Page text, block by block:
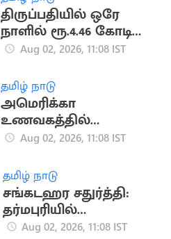
திருப்பதியில் ஒரே
நாளில் ரூ.4.46 கோடி
உண்டியல் காணிக்கை
Aug 02, 2026, 11:08 IST
தமிழ் நாடு
அமெரிக்கா
உணவகத்தில்
துப்பாக்கிச் சூடு: 3 பேர்
Aug 02, 2026, 11:08 IST
தமிழ் நாடு
சங்கடஹர சதுர்த்தி:
தர்மபுரியில்
விநாயகருக்கு சிறப்பு
Aug 02, 2026, 11:08 IST